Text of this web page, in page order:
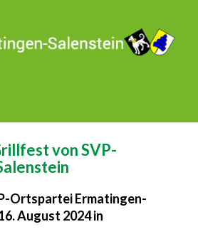
von SVP-
Ortspartei Ermatingen-
August 2024 in